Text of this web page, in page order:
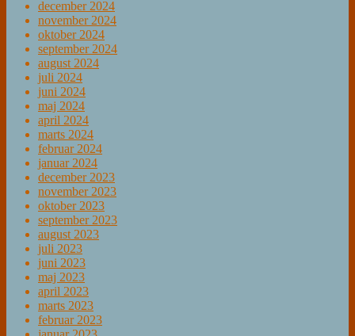
december 2024
november 2024
oktober 2024
september 2024
august 2024
juli 2024
juni 2024
maj 2024
april 2024
marts 2024
februar 2024
januar 2024
december 2023
november 2023
oktober 2023
september 2023
august 2023
juli 2023
juni 2023
maj 2023
april 2023
marts 2023
februar 2023